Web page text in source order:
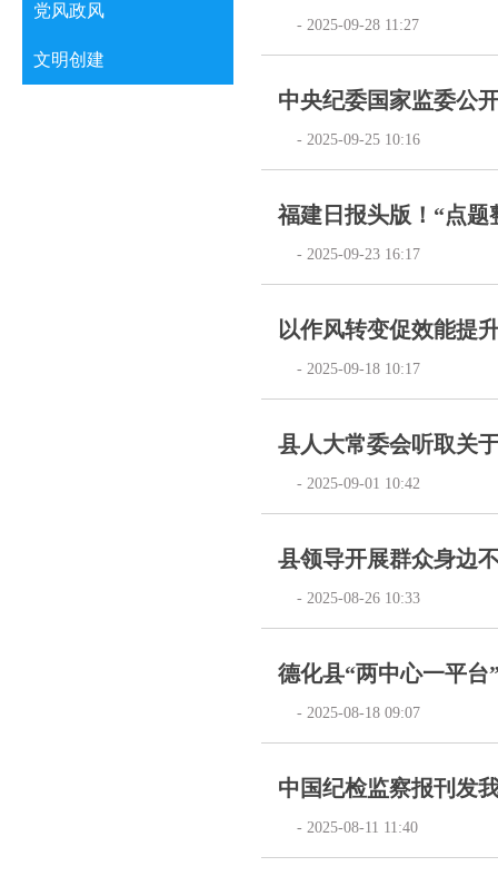
党风政风
文明创建
- 2025-09-28 11:27
中央纪委国家监委公
- 2025-09-25 10:16
福建日报头版！“点题
- 2025-09-23 16:17
以作风转变促效能提
- 2025-09-18 10:17
县人大常委会听取关
- 2025-09-01 10:42
县领导开展群众身边
- 2025-08-26 10:33
德化县“两中心一平台
- 2025-08-18 09:07
中国纪检监察报刊发
- 2025-08-11 11:40